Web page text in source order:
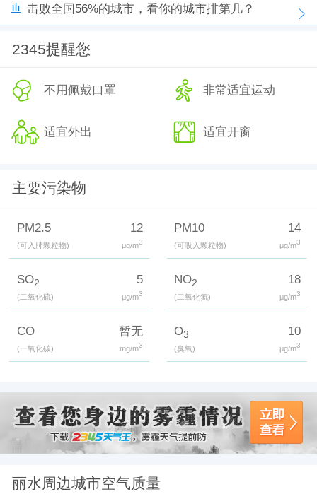
击败全国56%的城市，看你的城市排第几？
2345提醒您
不用佩戴口罩 非常适宜运动
适宜外出 适宜开窗
主要污染物
PM2.5
(可入肺颗粒物)
12
μg/m3
PM10
(可吸入颗粒物)
14
μg/m3
SO2
(二氧化硫)
5
μg/m3
NO2
(二氧化氮)
18
μg/m3
CO
(一氧化碳)
暂无
mg/m3
O3
(臭氧)
10
μg/m3
丽水周边城市空气质量